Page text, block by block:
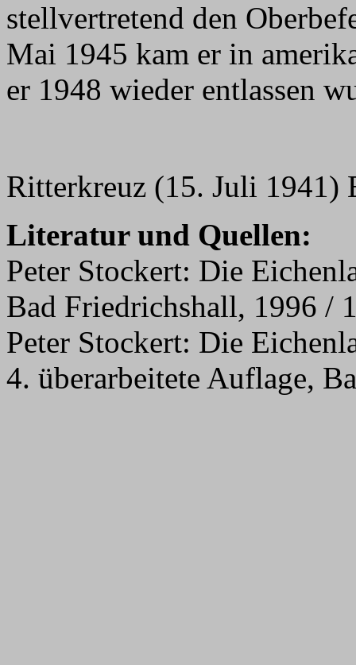
stellvertretend den
Mai 1945 kam er in
er 1948 wieder entlassen
Ritterkreuz (15. Juli 1941)
Literatur und Quellen:
Peter Stockert: Die
Bad Friedrichshall, 1996 /
Peter Stockert: Die
4. überarbeitete Auflage,